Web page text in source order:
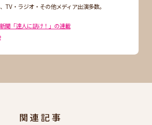
TV・ラジオ・その他メディア出演多数。
聞「達人に訊け！」の連載
関連記事